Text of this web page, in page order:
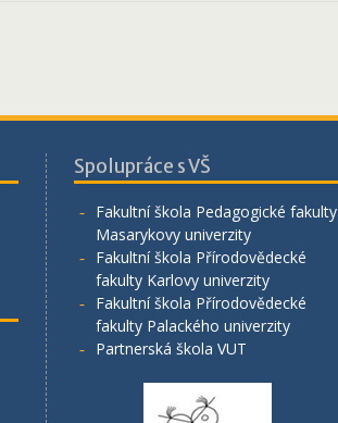
Spolupráce s VŠ
Fakultní škola Pedagogické fakulty
Masarykovy univerzity
Fakultní škola Přírodovědecké
fakulty Karlovy univerzity
Fakultní škola Přírodovědecké
fakulty Palackého univerzity
Partnerská škola VUT